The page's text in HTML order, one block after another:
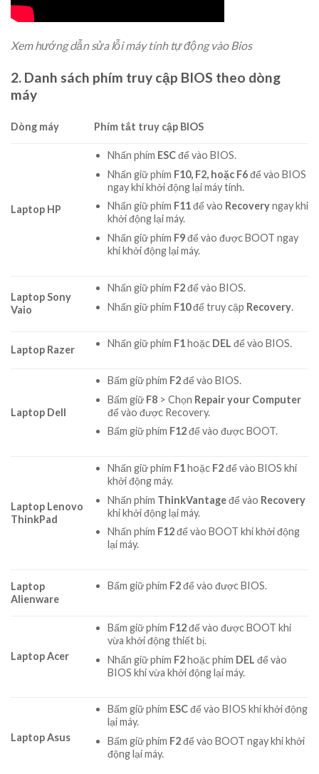
Xem hướng dẫn sửa lỗi máy tính tự động vào Bios
2. Danh sách phím truy cập BIOS theo dòng
máy
Dòng máy Phím tắt truy cập BIOS
Laptop HP
Nhấn phím ESCđể vào BIOS.
Nhấn giữ phím F10, F2, hoặc F6để vào BIOS
ngay khi khởi động lại máy tính.
Nhấn giữ phím F11để vào Recoveryngay khi
khởi động lại máy.
Nhấn giữ phím F9để vào được BOOT ngay
khi khởi động lại máy.
Laptop Sony
Vaio
Nhấn giữ phím F2để vào BIOS.
Nhấn giữ phím F10để truy cập Recovery.
Laptop Razer
Nhấn giữ phím F1hoặc DEL để vào BIOS.
Laptop Dell
Bấm giữ phím F2để vào BIOS.
Bấm giữ F8 > Chọn Repair your Computer
để vào được Recovery.
Bấm giữ phím F12để vào được BOOT.
Laptop Lenovo
ThinkPad
Nhấn giữ phím F1hoặc F2để vào BIOS khi
khởi động máy.
Nhấn phím ThinkVantageđể vào Recovery
khi khởi động lại máy.
Nhấn phím F12để vào BOOT khi khởi động
lại máy.
Laptop
Alienware
Bấm giữ phím F2để vào được BIOS.
Laptop Acer
Bấm giữ phím F12để vào được BOOT khi
vừa khởi động thiết bị.
Nhấn giữ phím F2hoặc phím DEL để vào
BIOS khi vừa khởi động lại máy.
Laptop Asus
Bấm giữ phím ESCđể vào BIOS khi khởi động
lại máy.
Bấm giữ phím F2để vào BOOT ngay khi khởi
động lại máy.